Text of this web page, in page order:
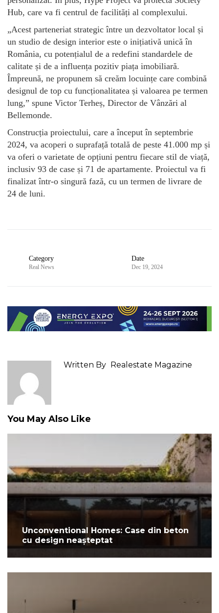
Hub, care va fi centrul de facilități al complexului.
„Acest parteneriat strategic între un dezvoltator local și
un studio de design interior este o inițiativă unică în
România, cu potențialul de a redefini standardele de
calitate și de a influența pozitiv piața imobiliară.
Împreună, ne propunem să creăm locuințe care combină
designul de top cu funcționalitatea și valoarea pe termen
lung,” spune Victor Terheș, Director de Vânzări al
Bellemonde.
Construcția proiectului, care a început în septembrie
2024, va acoperi o suprafață totală de peste 41.000 mp și
va oferi o varietate de opțiuni pentru fiecare stil de viață,
inclusiv 93 de case și 71 de apartamente. Proiectul va fi
finalizat într-o singură fază, cu un termen de livrare de
24 de luni.
Category
Real News
Date
Dec 19, 2024
Written By Realestate Magazine
You May Also Like
Unconventional Homes: Case din beton
cu design neașteptat